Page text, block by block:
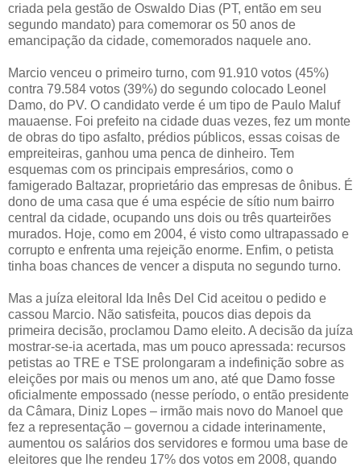
criada pela gestão de Oswaldo Dias (PT, então em seu
segundo mandato) para comemorar os 50 anos de
emancipação da cidade, comemorados naquele ano.
Marcio venceu o primeiro turno, com 91.910 votos (45%)
contra 79.584 votos (39%) do segundo colocado Leonel
Damo, do PV. O candidato verde é um tipo de Paulo Maluf
mauaense. Foi prefeito na cidade duas vezes, fez um monte
de obras do tipo asfalto, prédios públicos, essas coisas de
empreiteiras, ganhou uma penca de dinheiro. Tem
esquemas com os principais empresários, como o
famigerado Baltazar, proprietário das empresas de ônibus. É
dono de uma casa que é uma espécie de sítio num bairro
central da cidade, ocupando uns dois ou três quarteirões
murados. Hoje, como em 2004, é visto como ultrapassado e
corrupto e enfrenta uma rejeição enorme. Enfim, o petista
tinha boas chances de vencer a disputa no segundo turno.
Mas a juíza eleitoral Ida Inês Del Cid aceitou o pedido e
cassou Marcio. Não satisfeita, poucos dias depois da
primeira decisão, proclamou Damo eleito. A decisão da juíza
mostrar-se-ia acertada, mas um pouco apressada: recursos
petistas ao TRE e TSE prolongaram a indefinição sobre as
eleições por mais ou menos um ano, até que Damo fosse
oficialmente empossado (nesse período, o então presidente
da Câmara, Diniz Lopes – irmão mais novo do Manoel que
fez a representação – governou a cidade interinamente,
aumentou os salários dos servidores e formou uma base de
eleitores que lhe rendeu 17% dos votos em 2008, quando